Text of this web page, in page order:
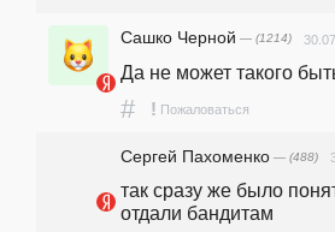
Сашко Черной — (1214)
Да не может такого
# ! Пожаловаться
Сергей Пахоменко — (488)
так сразу же было
отдали бандитам